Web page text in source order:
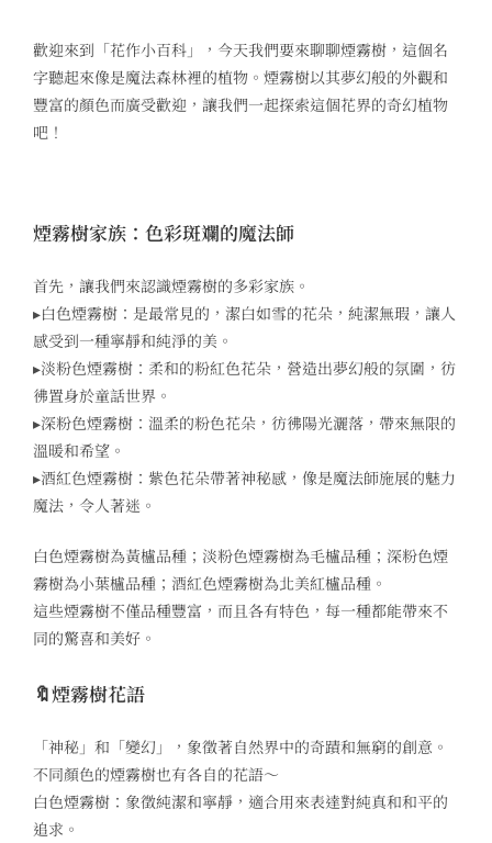
歡迎來到「花作小百科」，今天我們要來聊聊煙霧樹，這個名
字聽起來像是魔法森林裡的植物。煙霧樹以其夢幻般的外觀和
豐富的顏色而廣受歡迎，讓我們一起探索這個花界的奇幻植物
吧！
煙霧樹家族：色彩斑斕的魔法師
首先，讓我們來認識煙霧樹的多彩家族。
▸白色煙霧樹：是最常見的，潔白如雪的花朵，純潔無瑕，讓人
感受到一種寧靜和純淨的美。
▸淡粉色煙霧樹：柔和的粉紅色花朵，營造出夢幻般的氛圍，彷
彿置身於童話世界。
▸深粉色煙霧樹：溫柔的粉色花朵，彷彿陽光灑落，帶來無限的
溫暖和希望。
▸酒紅色煙霧樹：紫色花朵帶著神秘感，像是魔法師施展的魅力
魔法，令人著迷。
白色煙霧樹為黃櫨品種；淡粉色煙霧樹為毛櫨品種；深粉色煙
霧樹為小葉櫨品種；酒紅色煙霧樹為北美紅櫨品種。
這些煙霧樹不僅品種豐富，而且各有特色，每一種都能帶來不
同的驚喜和美好。
🔖煙霧樹花語
「神秘」和「變幻」，象徵著自然界中的奇蹟和無窮的創意。
不同顏色的煙霧樹也有各自的花語～
白色煙霧樹：象徵純潔和寧靜，適合用來表達對純真和和平的
追求。